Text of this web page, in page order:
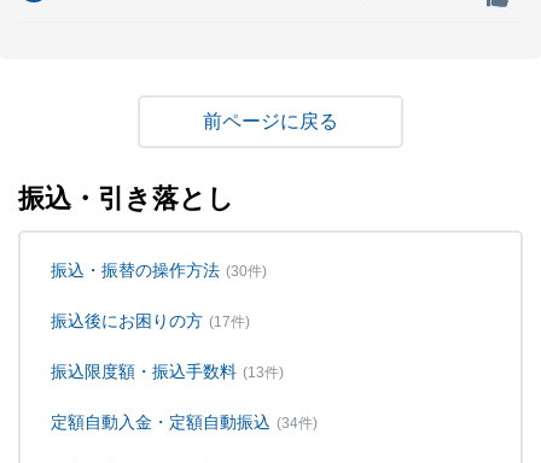
戻る
振込・引き落とし
振込・振替の操作方法 (30件)
振込後にお困りの方 (17件)
振込限度額・振込手数料 (13件)
定額自動入金・定額自動振込 (34件)